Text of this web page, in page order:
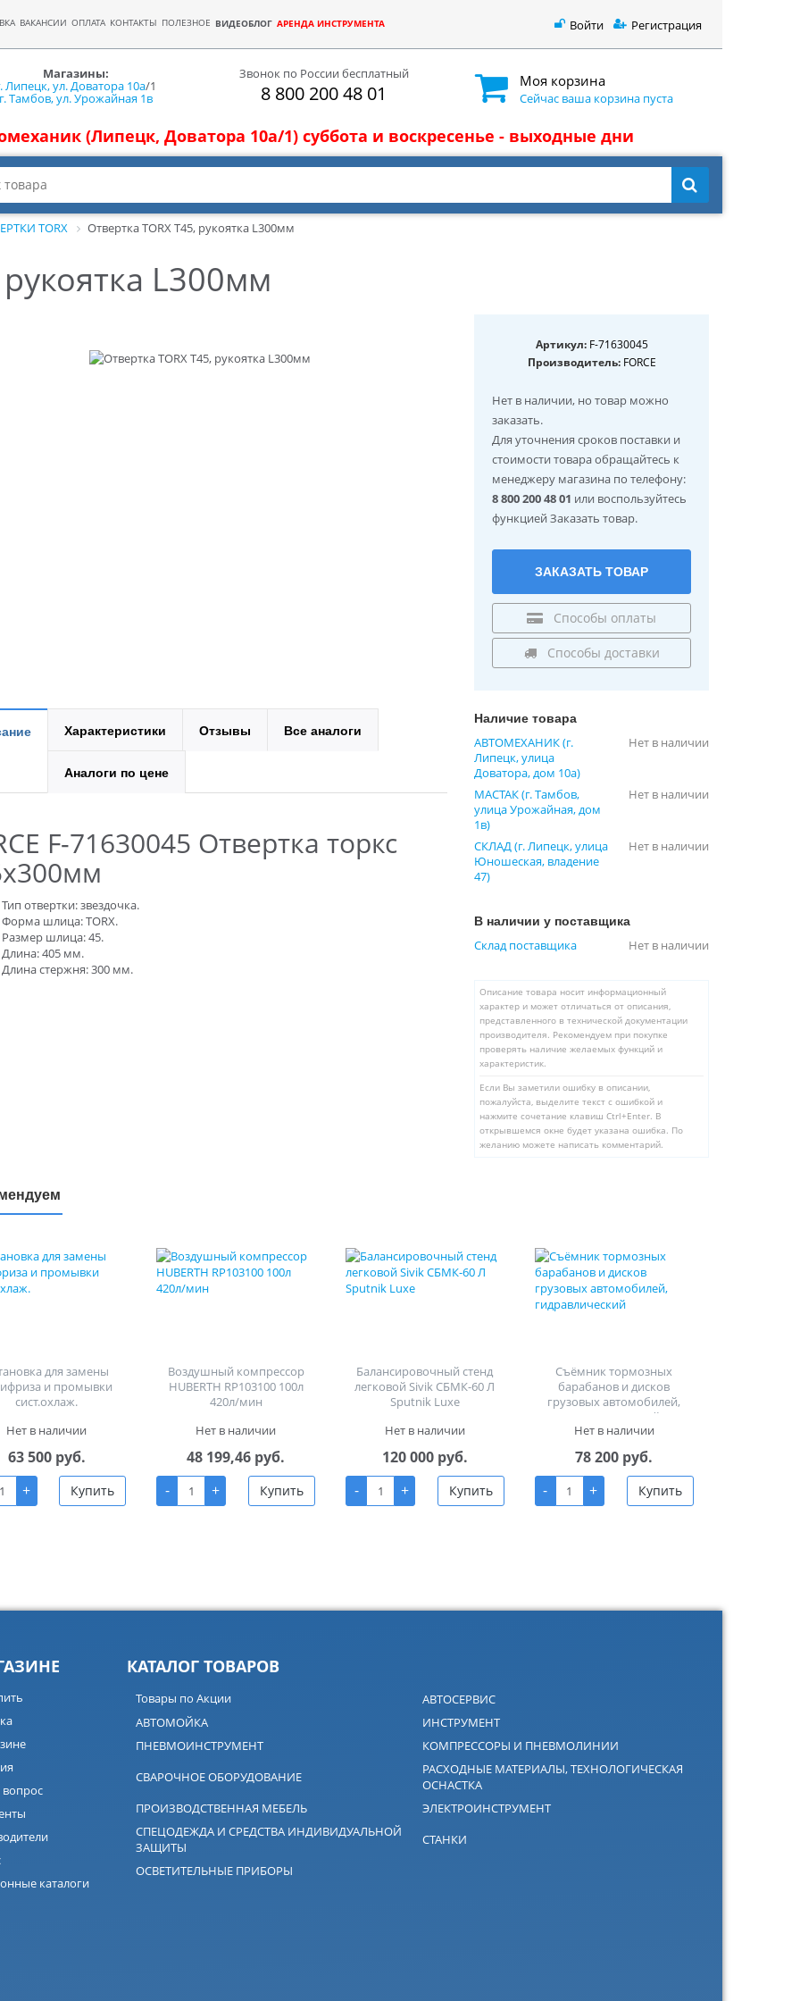
ВАКАНСИИ ОПЛАТА КОНТАКТЫ ПОЛЕЗНОЕ ВИДЕОБЛОГ АРЕНДА ИНСТРУМЕНТА Войти Регистрация
Магазины:
Липецк, ул. Доватора 10а/1
г. Тамбов, ул. Урожайная 1в
Звонок по России бесплатный
8 800 200 48 01
Моя корзина
Сейчас ваша корзина пуста
(Липецк, Доватора 10а/1) суббота и воскресенье - выходные дни
TORX Отвертка TORX Т45, рукоятка L300мм
L300мм
Артикул:F-71630045
Производитель:FORCE
Нет в наличии, но товар можно
заказать.
Для уточнения сроков поставки и
стоимости товара обращайтесь к
менеджеру магазина по телефону:
8 800 200 48 01 или воспользуйтесь
функцией Заказать товар.
ЗАКАЗАТЬ ТОВАР
Способы оплаты
Способы доставки
Характеристики Отзывы Все аналоги
Аналоги по цене
F-71630045 Отвертка торкс
Тип отвертки: звездочка.
Форма шлица: TORX.
Размер шлица: 45.
Длина: 405 мм.
Длина стержня: 300 мм.
Наличие товара
АВТОМЕХАНИК (г.
Липецк, улица
Доватора, дом 10а)
Нет в наличии
МАСТАК (г. Тамбов,
улица Урожайная, дом
1в)
Нет в наличии
СКЛАД (г. Липецк, улица
Юношеская, владение
47)
Нет в наличии
В наличии у поставщика
Склад поставщика Нет в наличии
Описание товара носит информационный
характер и может отличаться от описания,
представленного в технической документации
производителя. Рекомендуем при покупке
проверять наличие желаемых функций и
характеристик.
Если Вы заметили ошибку в описании,
пожалуйста, выделите текст с ошибкой и
нажмите сочетание клавиш Ctrl+Enter. В
открывшемся окне будет указана ошибка. По
желанию можете написать комментарий.
для замены
и промывки
сист.охлаж.
Нет в наличии
63 500 руб.
+ Купить
Воздушный компрессор
HUBERTH RP103100 100л
420л/мин
Нет в наличии
48 199,46 руб.
-
+ Купить
Балансировочный стенд
легковой Sivik СБМК-60 Л
Sputnik Luxe
Нет в наличии
120 000 руб.
-
+ Купить
Съёмник тормозных
барабанов и дисков
грузовых автомобилей,
гидравлический
Нет в наличии
78 200 руб.
-
+ Купить
вопрос
каталоги
КАТАЛОГ ТОВАРОВ
Товары по Акции
АВТОСЕРВИС
АВТОМОЙКА
ИНСТРУМЕНТ
ПНЕВМОИНСТРУМЕНТ
КОМПРЕССОРЫ И ПНЕВМОЛИНИИ
СВАРОЧНОЕ ОБОРУДОВАНИЕ
РАСХОДНЫЕ МАТЕРИАЛЫ, ТЕХНОЛОГИЧЕСКАЯ
ОСНАСТКА
ПРОИЗВОДСТВЕННАЯ МЕБЕЛЬ
ЭЛЕКТРОИНСТРУМЕНТ
СПЕЦОДЕЖДА И СРЕДСТВА ИНДИВИДУАЛЬНОЙ
ЗАЩИТЫ
СТАНКИ
ОСВЕТИТЕЛЬНЫЕ ПРИБОРЫ